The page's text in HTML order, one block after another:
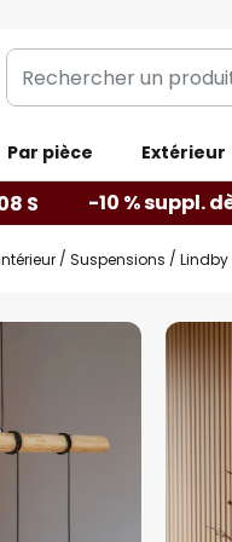
Rechercher
un
catégorie...
Par pièce Extérieur
S -10 % suppl.
Suspensions Lindby